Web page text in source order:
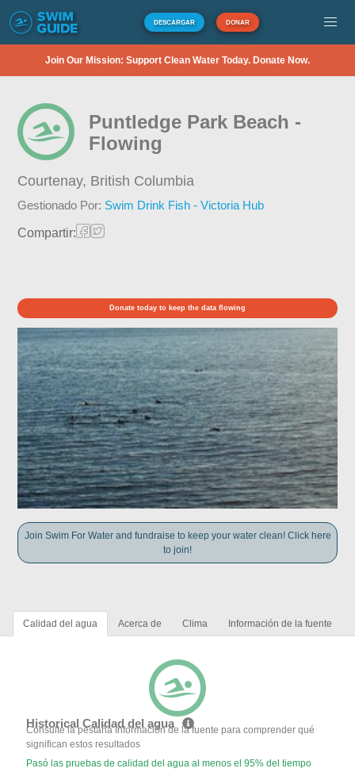
DESCARGAR DONAR
Join Our Mission: Support Clean Water Today. Donate Now.
Puntledge Park Beach -
Flowing
Courtenay, British Columbia
Gestionado Por: Swim Drink Fish - Victoria Hub
Compartir:
Donate today to keep the data flowing
Join Swim For Water and fundraise to keep your water clean! Click here
to join!
Calidad del agua Acerca de Clima Información de la fuente
Historical Calidad del agua
Consulte la pestaña Información de la fuente para comprender qué
significan estos resultados
Pasó las pruebas de calidad del agua al menos el 95% del tiempo